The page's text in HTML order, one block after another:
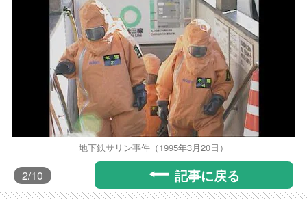
地下鉄サリン事件（1995年3月20日）
2/10 記事に戻る